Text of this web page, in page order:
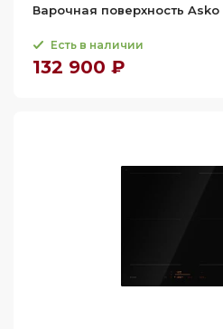
Варочная поверхность Asko
Есть в наличии
132 900 ₽